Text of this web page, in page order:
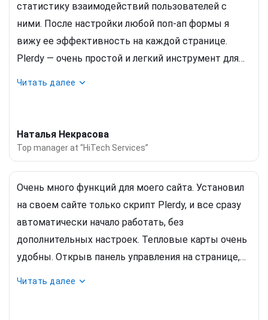
статистику взаимодействий пользователей с
ними. После настройки любой поп-ап формы я
вижу ее эффективность на каждой странице.
Plerdy — очень простой и легкий инструмент для
увеличения конверсии и уменьшение показателя
отказов. С помощью этого инструмента я могу
достаточно легко и быстро создать поп-ап форму
Читать далее
Наталья Некрасова
Top manager at “HiTech Services”
Очень много функций для моего сайта. Установил
на своем сайте только скрипт Plerdy, и все сразу
автоматически начало работать, без
дополнительных настроек. Тепловые карты очень
удобны. Открыв панель управления на странице,
Читать далее